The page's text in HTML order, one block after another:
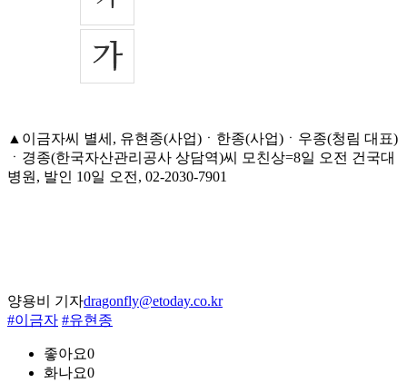
▲이금자씨 별세, 유현종(사업)ㆍ한종(사업)ㆍ우종(청림 대표)
ㆍ경종(한국자산관리공사 상담역)씨 모친상=8일 오전 건국대
병원, 발인 10일 오전, 02-2030-7901
양용비 기자dragonfly@etoday.co.kr
#이금자 #유현종
좋아요0
화나요0